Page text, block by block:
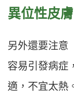
異位性皮
另外還要注意
容易引發病症
適，不宜太熱